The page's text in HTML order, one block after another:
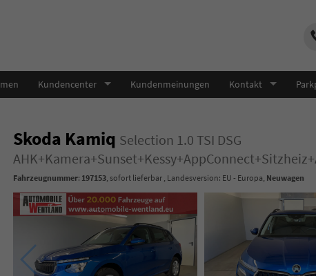
Kundencenter Kundenmeinungen Kontakt
Skoda Kamiq Selection 1.0 TSI DSG
Fahrzeugnummer: 197153, sofort lieferbar, Landesversion: EU - Europa, Neuwagen